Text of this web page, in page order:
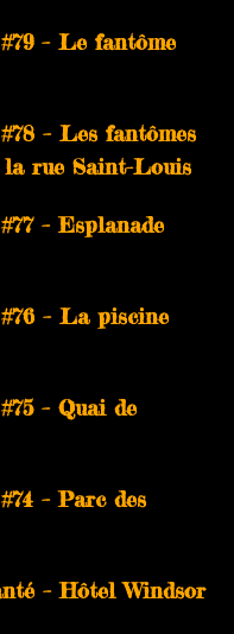
– Le fantôme
– Les fantômes
la rue Saint-Louis
– Esplanade
– La piscine
– Quai de
– Parc des
– Hôtel Windsor